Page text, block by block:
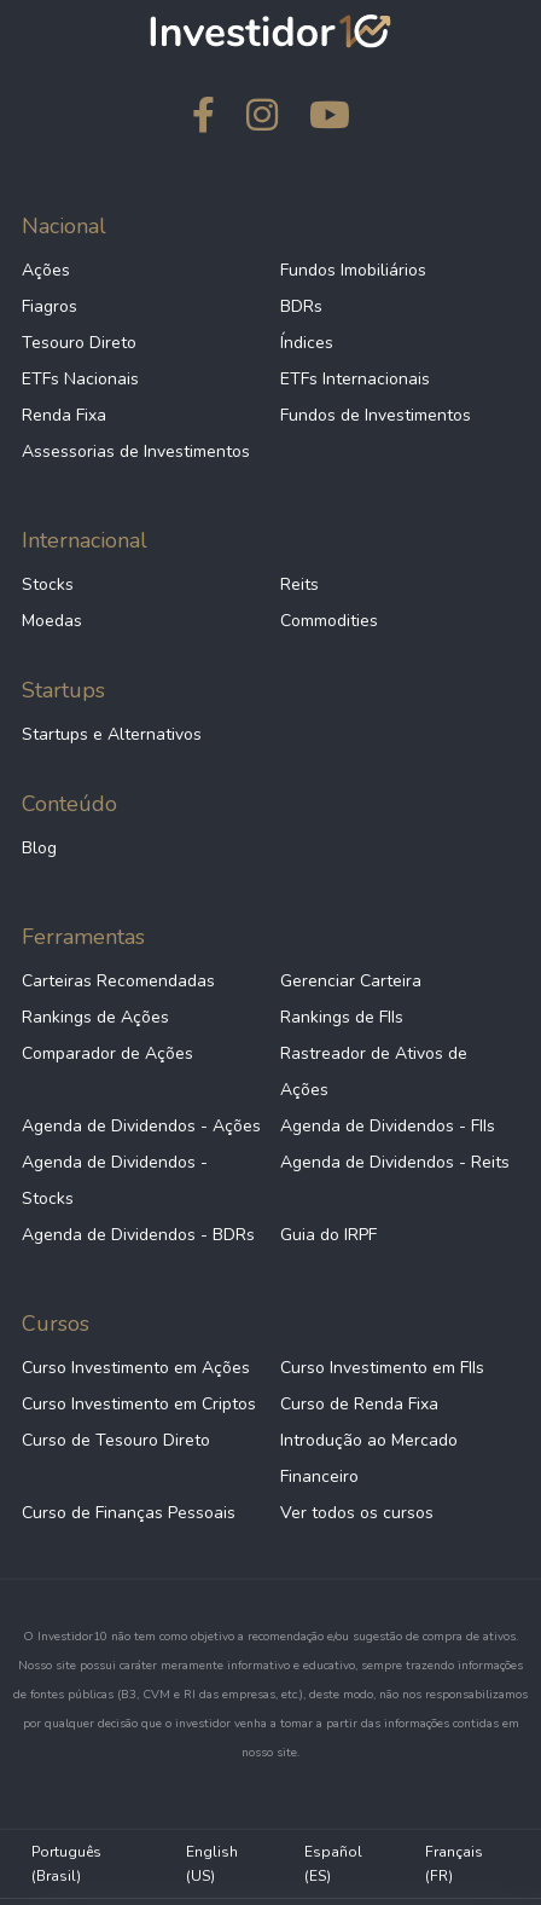
Nacional
Ações
Fundos Imobiliários
Fiagros
BDRs
Tesouro Direto
Índices
ETFs Nacionais
ETFs Internacionais
Renda Fixa
Fundos de Investimentos
Assessorias de Investimentos
Internacional
Stocks
Reits
Moedas
Commodities
Startups
Startups e Alternativos
Conteúdo
Blog
Ferramentas
Carteiras Recomendadas
Gerenciar Carteira
Rankings de Ações
Rankings de FIIs
Comparador de Ações
Rastreador de Ativos de
Ações
Agenda de Dividendos - Ações
Agenda de Dividendos - FIIs
Agenda de Dividendos -
Stocks
Agenda de Dividendos - Reits
Agenda de Dividendos - BDRs Guia do IRPF
Cursos
Curso Investimento em Ações
Curso Investimento em FIIs
Curso Investimento em Criptos
Curso de Renda Fixa
Curso de Tesouro Direto
Introdução ao Mercado
Financeiro
Curso de Finanças Pessoais
Ver todos os cursos
O Investidor10 não tem como objetivo a recomendação e/ou sugestão de compra de ativos.
Nosso site possui caráter meramente informativo e educativo, sempre trazendo informações
de fontes públicas (B3, CVM e RI das empresas, etc.), deste modo, não nos responsabilizamos
por qualquer decisão que o investidor venha a tomar a partir das informações contidas em
nosso site.
Português
(Brasil)
English
(US)
Español
(ES)
Français
(FR)